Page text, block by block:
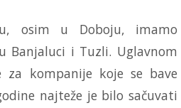
osim u Doboju, imamo
Banjaluci i Tuzli. Uglavnom
za kompanije koje se bave
najteže je bilo sačuvati